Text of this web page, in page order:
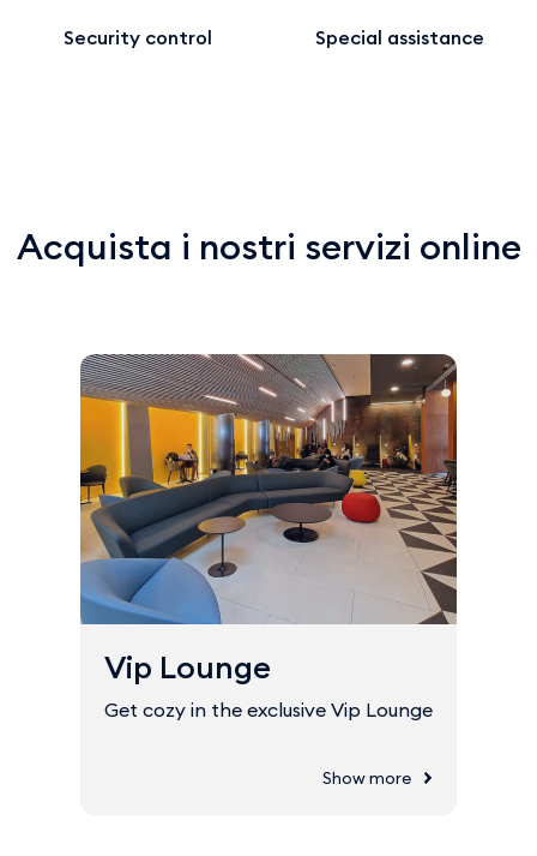
Security control Special assistance
Acquista i nostri servizi online
Vip Lounge
Get cozy in the exclusive Vip Lounge
Show more